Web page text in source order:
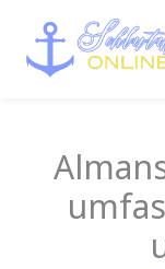
Inhalt
springen